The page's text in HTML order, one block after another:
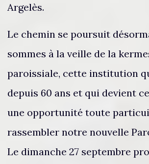
Argelès.
Le chemin se poursuit
sommes à la veille de la
paroissiale, cette institution
depuis 60 ans et qui devient
une opportunité toute
rassembler notre nouvelle
Le dimanche 27 septembre